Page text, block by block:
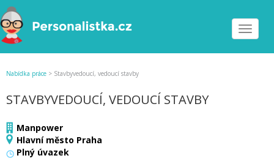
Toggle
Nabídka práce > Stavbyvedoucí, vedoucí stavby
STAVBYVEDOUCÍ, VEDOUCÍ STAVBY
Manpower
Hlavní město Praha
Plný úvazek